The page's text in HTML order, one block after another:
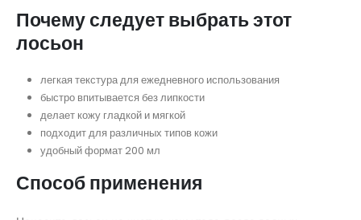
Почему следует выбрать этот
лосьон
легкая текстура для ежедневного использования
быстро впитывается без липкости
делает кожу гладкой и мягкой
подходит для различных типов кожи
удобный формат 200 мл
Способ применения